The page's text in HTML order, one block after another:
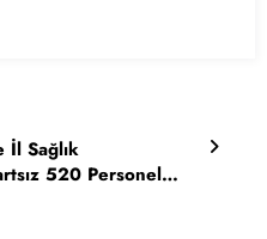
İl Sağlık
520 Personel